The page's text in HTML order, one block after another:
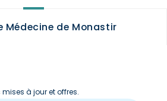
Médecine de Monastir
mises à jour et offres.